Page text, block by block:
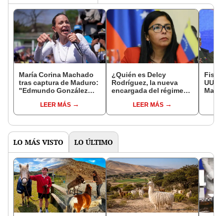
María Corina Machado
tras captura de Maduro:
"Edmundo González
inmediato el mandato
constitucional"
LEER MÁS
¿Quién es Delcy
Rodríguez, la nueva
encargada del régimen
captura de Nicolás
Maduro?
LEER MÁS
UU.
LO MÁS VISTO LO ÚLTIMO